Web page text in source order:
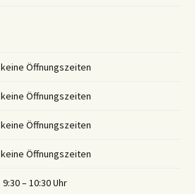
keine Öffnungszeiten
keine Öffnungszeiten
keine Öffnungszeiten
keine Öffnungszeiten
9:30 – 10:30 Uhr